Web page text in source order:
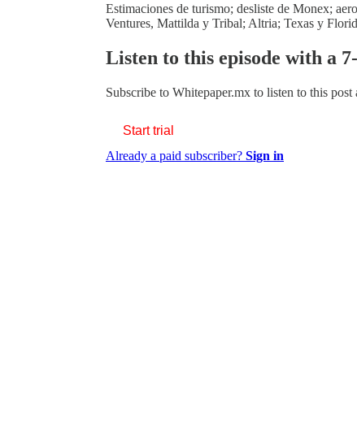
Estimaciones de turismo; desliste de Monex;
Ventures, Mattilda y Tribal; Altria; Texas y
Listen to this episode with a
Subscribe to Whitepaper.mx to listen to this post
Start trial
Already a paid subscriber? Sign in